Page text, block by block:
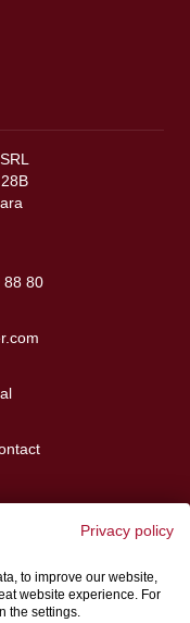
88 80
Privacy policy
to improve our website,
website experience. For
the settings.